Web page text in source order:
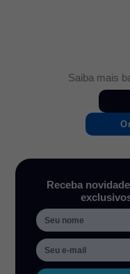
Saiba mais
Receba